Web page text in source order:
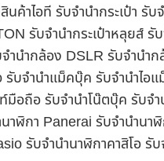
นค้าไอที รับจำนำกระเป๋า รั
รับจำนำกระเป๋าหลุยส์
นำกล้อง DSLR รับจำนำก
รับจำนำแม็คบุ๊ค รับจำนำไอ
มือถือ รับจำนำโน๊ตบุ๊ค รับจ
าฬิกา Panerai รับจำนำนา
รับจำนำนาฬิกาคาสิโอ